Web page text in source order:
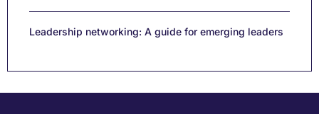
Leadership networking: A guide for emerging leaders